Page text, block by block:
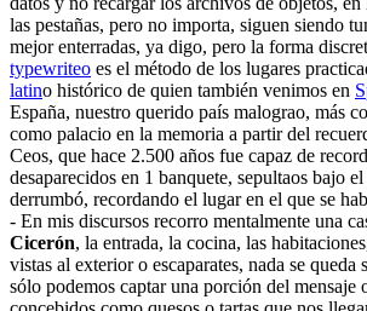
las pestañas, pero no importa, siguen siendo
mejor enterradas, ya digo, pero la forma
typewriteo es el método de los lugares
latino histórico de quien también venimos en
España, nuestro querido país malograo, más
como palacio en la memoria a partir del
Ceos, que hace 2.500 años fue capaz de
desaparecidos en 1 banquete, sepultaos bajo
derrumbó, recordando el lugar en el que se
- En mis discursos recorro mentalmente una
Cicerón, la entrada, la cocina, las
vistas al exterior o escaparates, nada se
sólo podemos captar una porción del mensaje